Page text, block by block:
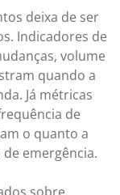
deixa de ser
Indicadores de
volume
quando a
Já métricas
de
o quanto a
emergência.